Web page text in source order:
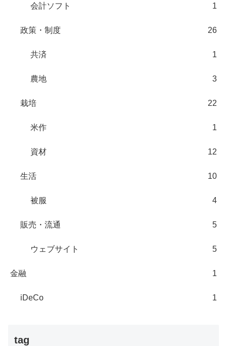
会計ソフト 1
政策・制度 26
共済 1
農地 3
栽培 22
米作 1
資材 12
生活 10
被服 4
販売・流通 5
ウェブサイト 5
金融 1
iDeCo 1
tag